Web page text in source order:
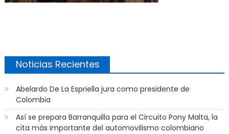
Noticias Recientes
Abelardo De La Espriella jura como presidente de
Colombia
Así se prepara Barranquilla para el Circuito Pony Malta, la
cita más importante del automovilismo colombiano